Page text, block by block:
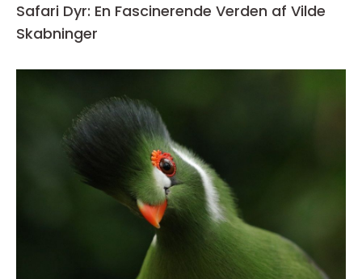
Safari Dyr: En Fascinerende Verden af Vilde
Skabninger